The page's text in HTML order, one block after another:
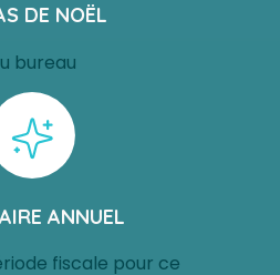
DE NOËL
bureau
ANNUEL
fiscale pour ce